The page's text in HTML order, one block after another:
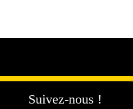
Suivez-nous !